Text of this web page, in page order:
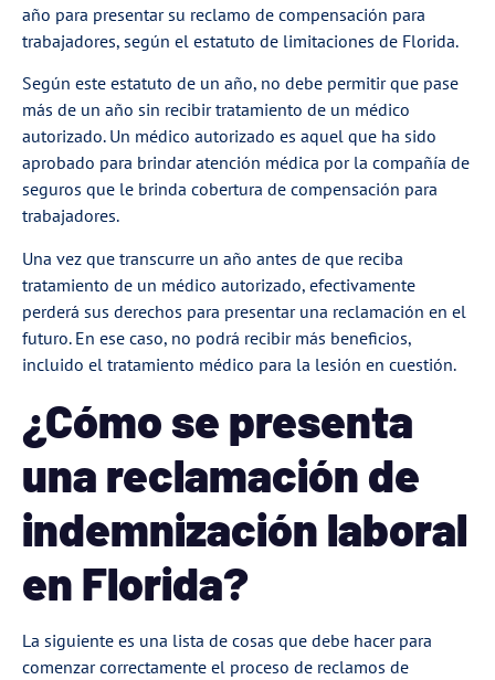
año para presentar su reclamo de compensación para
trabajadores, según el estatuto de limitaciones de Florida.
Según este estatuto de un año, no debe permitir que pase
más de un año sin recibir tratamiento de un médico
autorizado. Un médico autorizado es aquel que ha sido
aprobado para brindar atención médica por la compañía de
seguros que le brinda cobertura de compensación para
trabajadores.
Una vez que transcurre un año antes de que reciba
tratamiento de un médico autorizado, efectivamente
perderá sus derechos para presentar una reclamación en el
futuro. En ese caso, no podrá recibir más beneficios,
incluido el tratamiento médico para la lesión en cuestión.
¿Cómo se presenta
una reclamación de
indemnización laboral
en Florida?
La siguiente es una lista de cosas que debe hacer para
comenzar correctamente el proceso de reclamos de